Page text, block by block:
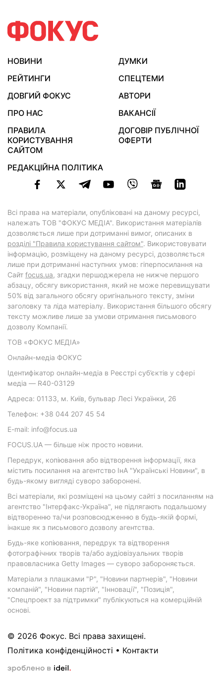
НОВИНИ
ДУМКИ
РЕЙТИНГИ
СПЕЦТЕМИ
ДОВГИЙ ФОКУС
АВТОРИ
ПРО НАС
ВАКАНСІЇ
ПРАВИЛА
КОРИСТУВАННЯ
САЙТОМ
ДОГОВІР ПУБЛІЧНОЇ
ОФЕРТИ
РЕДАКЦІЙНА ПОЛІТИКА
Всі права на матеріали, опубліковані на даному ресурсі,
належать ТОВ "ФОКУС МЕДІА". Використання матеріалів
дозволяється лише при дотриманні вимог, описаних в
розділі "Правила користування сайтом". Використовувати
інформацію, розміщену на даному ресурсі, дозволяється
лише при дотриманні наступних умов: гіперпосилання на
Cайт focus.ua, згадки першоджерела не нижче першого
абзацу, обсягу використання, який не може перевищувати
50% від загального обсягу оригінального тексту, зміни
заголовку та ліда матеріалу. Використання більшого обсягу
тексту можливе лише за умови отримання письмового
дозволу Компанії.
ТОВ «ФОКУС МЕДІА»
Онлайн-медіа ФОКУС
Ідентифікатор онлайн-медіа в Реєстрі суб’єктів у сфері
медіа — R40-03129
Адреса: 01133, м. Київ, бульвар Лесі Українки, 26
Телефон: +38 044 207 45 54
E-mail: info@focus.ua
FOCUS.UA — більше ніж просто новини.
Передрук, копіювання або відтворення інформації, яка
містить посилання на агентство ІнА "Українські Новини", в
будь-якому вигляді суворо заборонені.
Всі матеріали, які розміщені на цьому сайті з посиланням на
агентство "Інтерфакс-Україна", не підлягають подальшому
відтворенню та/чи розповсюдженню в будь-якій формі,
інакше як з письмового дозволу агентства.
Будь-яке копіювання, передрук та відтворення
фотографічних творів та/або аудіовізуальних творів
правовласника Getty Images — суворо забороняється.
Матеріали з плашками "Р", "Новини партнерів", "Новини
компаній", "Новини партій", "Інновації", "Позиція",
"Спецпроект за підтримки" публікуються на комерційній
основі.
© 2026 Фокус. Всі права захищені.
Політика конфіденційності • Контакти